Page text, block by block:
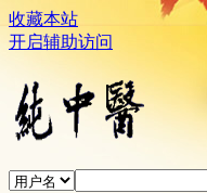
收藏本站
开启辅助访问